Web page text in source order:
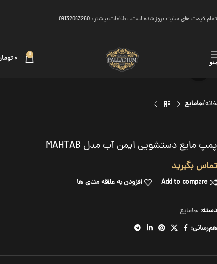
تمام قیمت های سایت بروز شده است. اطلاعات بیشتر : 09132063260
0 ۰
برای بزرگنمایی کلیک کنید
خانه جامایع
پمپ مایع دستشویی ایمن آب مدل MAHTAB
تماس بگیرید
Add to compare افزودن به علاقه مندی ها
دسته: جامایع
هم‌رسانی: